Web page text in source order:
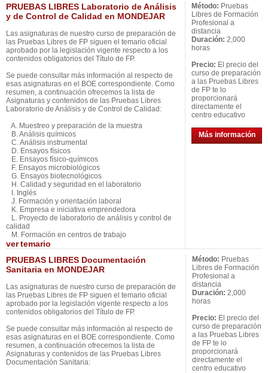
PRUEBAS LIBRES Laboratorio de Análisis
y de Control de Calidad en MONDEJAR
Las asignaturas de nuestro curso de preparación de
las Pruebas Libres de FP siguen el temario oficial
aprobado por la legislación vigente respecto a los
contenidos obligatorios del Título de FP.
Se puede consultar más información al respecto de
esas asignaturas en el BOE correspondiente. Como
resumen, a continuación ofrecemos la lista de
Asignaturas y contenidos de las Pruebas Libres
Laboratorio de Análisis y de Control de Calidad:
A. Muestreo y preparación de la muestra
B. Análisis químicos
C. Análisis instrumental
D. Ensayos físicos
E. Ensayos físico-químicos
F. Ensayos microbiológicos
G. Ensayos biotecnológicos
H. Calidad y seguridad en el laboratorio
I. Inglés
J. Formación y orientación laboral
K. Empresa e iniciativa emprendedora
L. Proyecto de laboratorio de análisis y control de
calidad
M. Formación en centros de trabajo
vertemario
Método: Pruebas
Libres de Formación
Profesional a
distancia
Duración: 2,000
horas
Precio: El precio del
curso de preparación
a las Pruebas Libres
de FP te lo
proporcionará
directamente el
centro educativo
Más información
PRUEBAS LIBRES Documentación
Sanitaria en MONDEJAR
Las asignaturas de nuestro curso de preparación de
las Pruebas Libres de FP siguen el temario oficial
aprobado por la legislación vigente respecto a los
contenidos obligatorios del Título de FP.
Se puede consultar más información al respecto de
esas asignaturas en el BOE correspondiente. Como
resumen, a continuación ofrecemos la lista de
Asignaturas y contenidos de las Pruebas Libres
Documentación Sanitaria:
Método: Pruebas
Libres de Formación
Profesional a
distancia
Duración: 2,000
horas
Precio: El precio del
curso de preparación
a las Pruebas Libres
de FP te lo
proporcionará
directamente el
centro educativo